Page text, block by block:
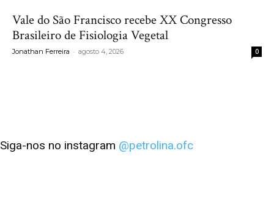
Vale do São Francisco recebe XX Congresso
Brasileiro de Fisiologia Vegetal
Jonathan Ferreira - agosto 4, 2026 0
Siga-nos no instagram @petrolina.ofc